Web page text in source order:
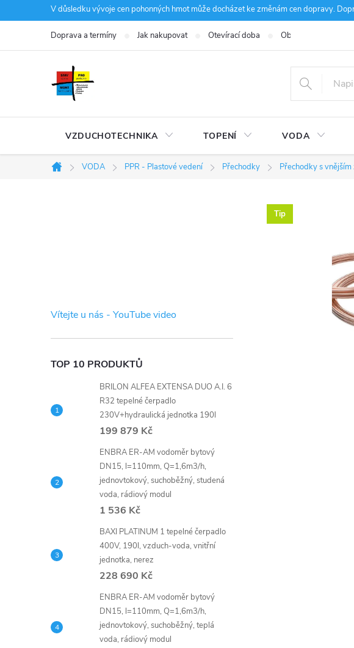
na
V důsledku vývoje cen pohonných hmot může docházet ke změnám cen dopravy.
Doprava a termíny Jak nakupovat Otevírací doba Obchodní podmínky
VZDUCHOTECHNIKA TOPENÍ VODA
Domů
VODA PPR - Plastové vedení Přechodky Přechodky s
t
r
a
n
p
n
l
Vítejte u nás - YouTube video
TOP 10 PRODUKTŮ
BRILON ALFEA EXTENSA DUO A.I. 6
R32 tepelné čerpadlo
230V+hydraulická jednotka 190l
199 879 Kč
ENBRA ER-AM vodoměr bytový
DN15, l=110mm, Q=1,6m3/h,
jednovtokový, suchoběžný, studená
voda, rádiový modul
1 536 Kč
BAXI PLATINUM 1 tepelné čerpadlo
400V, 190l, vzduch-voda, vnitřní
jednotka, nerez
228 690 Kč
ENBRA ER-AM vodoměr bytový
DN15, l=110mm, Q=1,6m3/h,
jednovtokový, suchoběžný, teplá
voda, rádiový modul
Tip